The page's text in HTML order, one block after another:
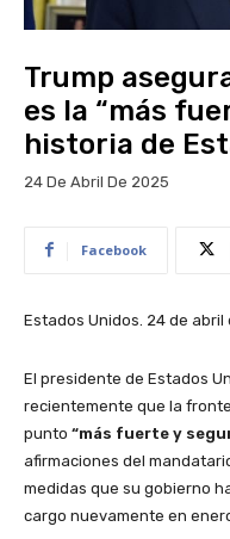
Trump
es la “más
historia de
24 De Abril De 2025
Facebook
Estados Unidos. 24 de abril
El presidente de Estados
recientemente que la
punto “más fuerte y
afirmaciones del
medidas que su gobierno
cargo nuevamente en